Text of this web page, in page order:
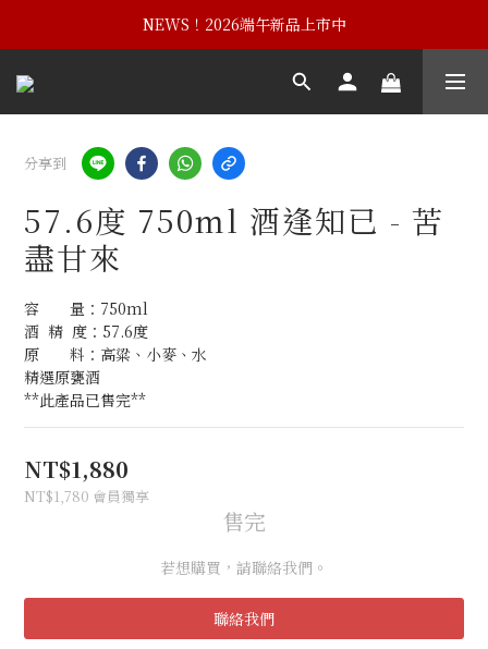
NEWS！黃埔建校102週年紀念酒
NEWS！2026端午新品上市中
NEWS！黃埔建校102週年紀念酒
分享到
57.6度 750ml 酒逢知已 - 苦
盡甘來
容　　量：750ml
酒  精  度：57.6度
原　　料：高粱、小麥、水
精選原甕酒
**此產品已售完**
NT$1,880
NT$1,780 會員獨享
售完
若想購買，請聯絡我們。
聯絡我們